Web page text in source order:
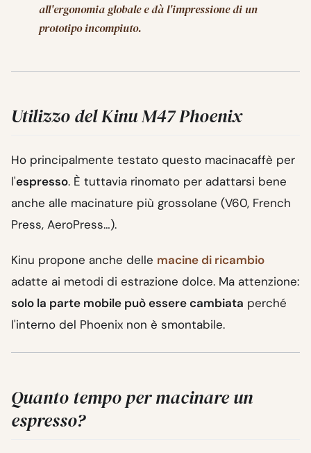
all'ergonomia globale e dà l'impressione di un
prototipo incompiuto.
Utilizzo del Kinu M47 Phoenix
Ho principalmente testato questo macinacaffè per
l'espresso. È tuttavia rinomato per adattarsi bene
anche alle macinature più grossolane (V60, French
Press, AeroPress…).
Kinu propone anche delle macine di ricambio
adatte ai metodi di estrazione dolce. Ma attenzione:
solo la parte mobile può essere cambiata perché
l'interno del Phoenix non è smontabile.
Quanto tempo per macinare un
espresso?